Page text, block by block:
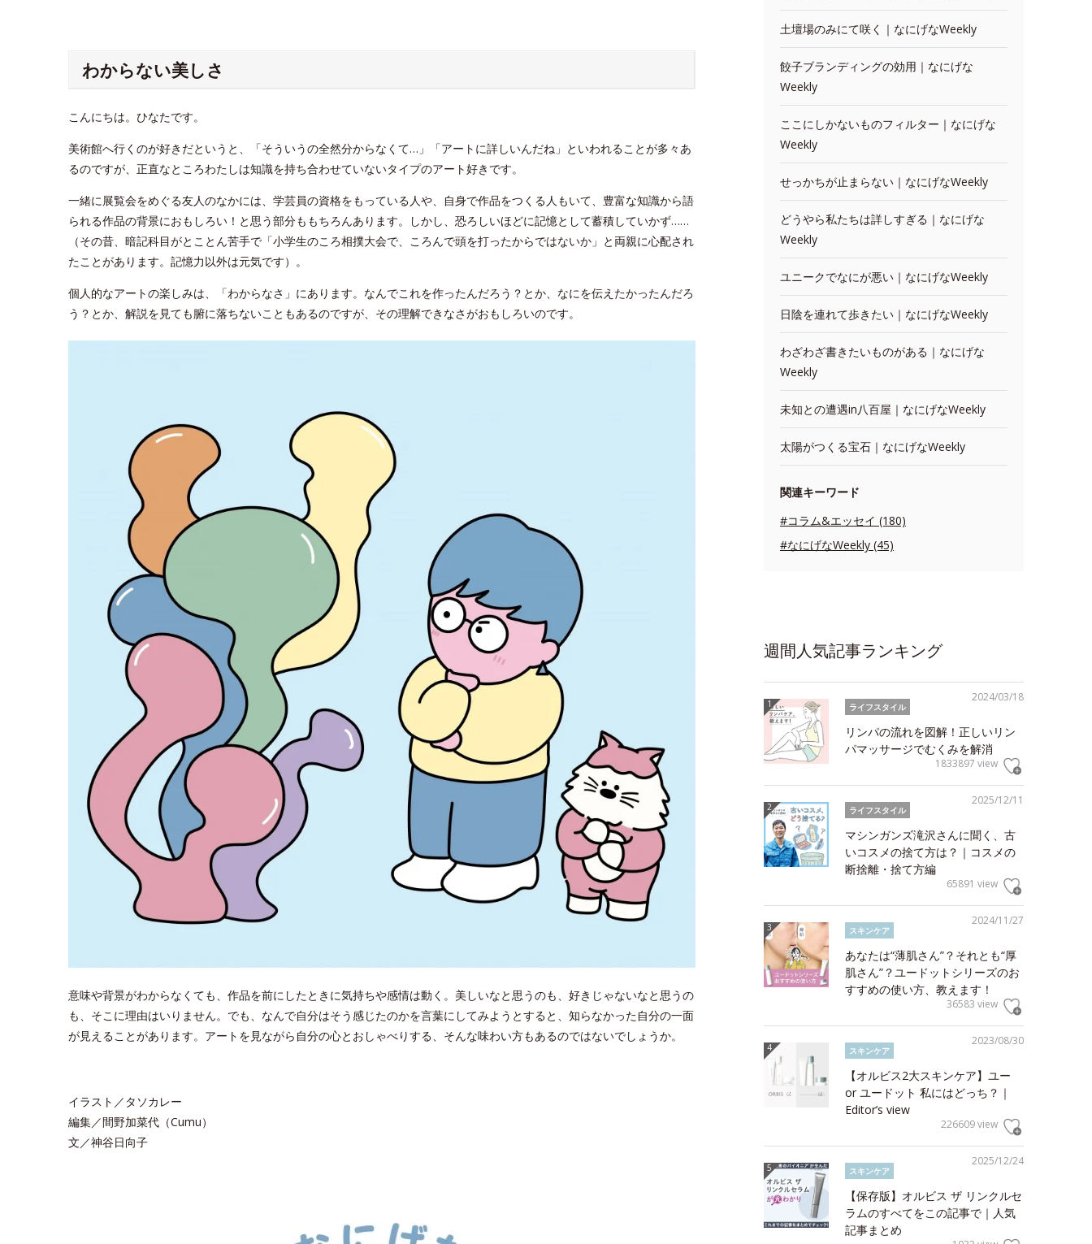
わからない美しさ
こんにちは。ひなたです。
美術館へ行くのが好きだというと、「そういうの全然分からなくて…」「アートに詳しいんだね」といわれることが多々あ
るのですが、正直なところわたしは知識を持ち合わせていないタイプのアート好きです。
一緒に展覧会をめぐる友人のなかには、学芸員の資格をもっている人や、自身で作品をつくる人もいて、豊富な知識から語
られる作品の背景におもしろい！と思う部分ももちろんあります。しかし、恐ろしいほどに記憶として蓄積していかず……
（その昔、暗記科目がとことん苦手で「小学生のころ相撲大会で、ころんで頭を打ったからではないか」と両親に心配され
たことがあります。記憶力以外は元気です）。
個人的なアートの楽しみは、「わからなさ」にあります。なんでこれを作ったんだろう？とか、なにを伝えたかったんだろ
う？とか、解説を見ても腑に落ちないこともあるのですが、その理解できなさがおもしろいのです。
意味や背景がわからなくても、作品を前にしたときに気持ちや感情は動く。美しいなと思うのも、好きじゃないなと思うの
も、そこに理由はいりません。でも、なんで自分はそう感じたのかを言葉にしてみようとすると、知らなかった自分の一面
が見えることがあります。アートを見ながら自分の心とおしゃべりする、そんな味わい方もあるのではないでしょうか。
イラスト／タソカレー
編集／間野加菜代（Cumu）
文／神谷日向子
土壇場のみにて咲く｜なにげなWeekly
餃子ブランディングの効用｜なにげな
Weekly
ここにしかないものフィルター｜なにげな
Weekly
せっかちが止まらない｜なにげなWeekly
どうやら私たちは詳しすぎる｜なにげな
Weekly
ユニークでなにが悪い｜なにげなWeekly
日陰を連れて歩きたい｜なにげなWeekly
わざわざ書きたいものがある｜なにげな
Weekly
未知との遭遇in八百屋｜なにげなWeekly
太陽がつくる宝石｜なにげなWeekly
関連キーワード
#コラム&エッセイ (180)
#なにげなWeekly (45)
週間人気記事ランキング
2024/03/18
ライフスタイル
リンパの流れを図解！正しいリン
パマッサージでむくみを解消
1833897 view
2025/12/11
ライフスタイル
マシンガンズ滝沢さんに聞く、古
いコスメの捨て方は？｜コスメの
断捨離・捨て方編
65891 view
2024/11/27
スキンケア
あなたは“薄肌さん”？それとも“厚
肌さん”？ユードットシリーズのお
すすめの使い方、教えます！
36583 view
2023/08/30
スキンケア
【オルビス2大スキンケア】ユー
or ユードット 私にはどっち？｜
Editor’s view
226609 view
2025/12/24
スキンケア
【保存版】オルビス ザ リンクルセ
ラムのすべてをこの記事で｜人気
記事まとめ